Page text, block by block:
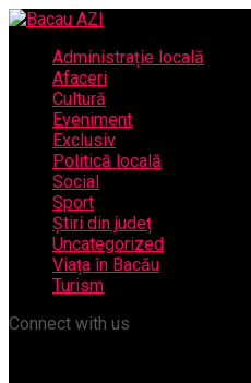
Administrație locală
Afaceri
Cultură
Eveniment
Exclusiv
Politică locală
Social
Sport
Știri din județ
Uncategorized
Viața în Bacău
Turism
Connect with us